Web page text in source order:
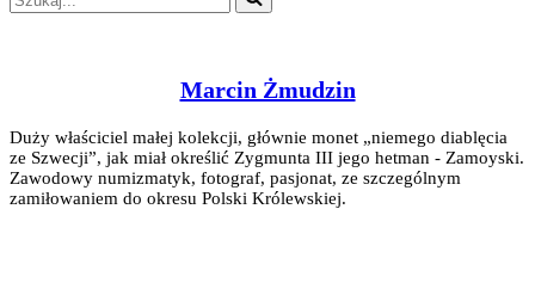
Marcin Żmudzin
Duży właściciel małej kolekcji, głównie monet „niemego diablęcia
ze Szwecji”, jak miał określić Zygmunta III jego hetman - Zamoyski.
Zawodowy numizmatyk, fotograf, pasjonat, ze szczególnym
zamiłowaniem do okresu Polski Królewskiej.